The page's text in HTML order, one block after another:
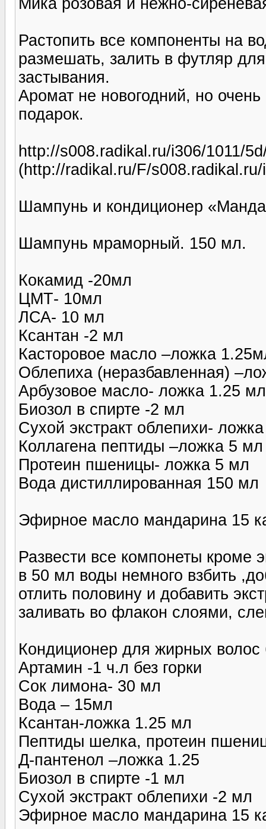
Растопить все компоненты на
размешать, залить в футляр
застывания.
Аромат не новогодний, но
подарок.
http://s008.radikal.ru/i306/1011/
(http://radikal.ru/F/
Шампунь и кондиционер
Шампунь мраморный. 150 мл.
Кокамид -20мл
ЦМТ- 10мл
ЛСА- 10 мл
Ксантан -2 мл
Касторовое масло –ложка
Облепиха (неразбавленная)
Арбузовое масло- ложка 1.25 мл
Биозол в спирте -2 мл
Сухой экстракт облепихи-
Коллагена пептиды –ложка 5 мл
Протеин пшеницы- ложка 5 мл
Вода дистиллированная 150 мл
Эфирное масло мандарина 15
Развести все компонеты кроме
в 50 мл воды немного взбить
отлить половину и добавить
заливать во флакон слоями,
Кондиционер для жирных
Артамин -1 ч.л без горки
Сок лимона- 30 мл
Вода – 15мл
Ксантан-ложка 1.25 мл
Пептиды шелка, протеин
Д-пантенол –ложка 1.25
Биозол в спирте -1 мл
Сухой экстракт облепихи -2 мл
Эфирное масло мандарина 15